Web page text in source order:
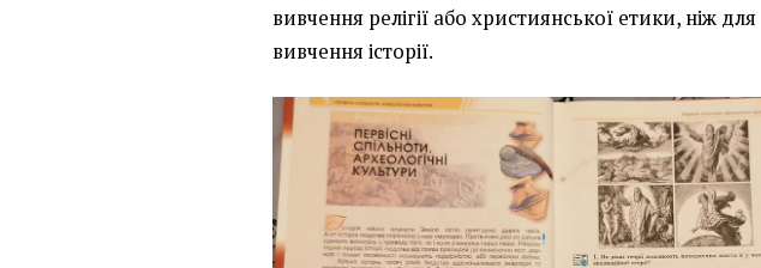
вивчення релігії або християнської етики, ніж для
вивчення історії.